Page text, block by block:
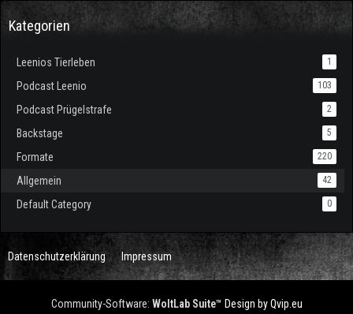
Kategorien
Leenios Tierleben 1
Podcast Leenio 103
Podcast Prügelstrafe 2
Backstage 5
Formate 220
Allgemein 42
Default Category 0
Datenschutzerklärung Impressum
Community-Software: WoltLab Suite™